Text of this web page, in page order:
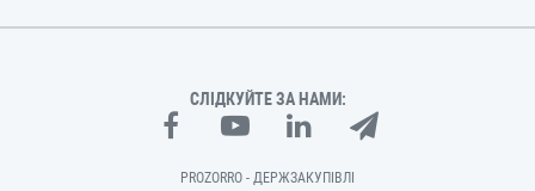
СЛІДКУЙТЕ ЗА НАМИ:
PROZORRO - ДЕРЖЗАКУПІВЛІ